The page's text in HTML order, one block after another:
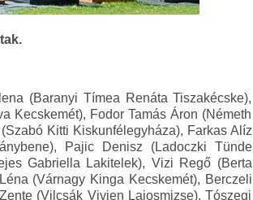
(Baranyi Tímea Renáta Tiszakécske),
Kecskemét), Fodor Tamás Áron (Németh
Kitti Kiskunfélegyháza), Farkas Alíz
Pajic Denisz (Ladoczki Tünde
Gabriella Lakitelek), Vizi Regő (Berta
(Várnagy Kinga Kecskemét), Berczeli
(Vilcsák Vivien Lajosmizse), Tószegi